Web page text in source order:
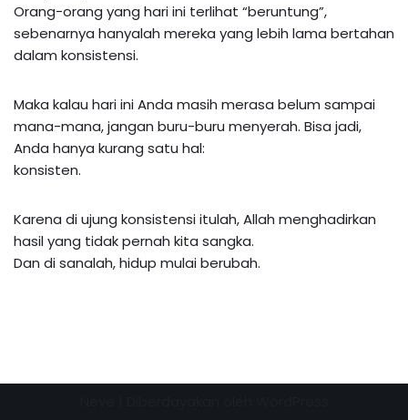
Orang-orang yang hari ini terlihat “beruntung”,
sebenarnya hanyalah mereka yang lebih lama bertahan
dalam konsistensi.
Maka kalau hari ini Anda masih merasa belum sampai
mana-mana, jangan buru-buru menyerah. Bisa jadi,
Anda hanya kurang satu hal:
konsisten.
Karena di ujung konsistensi itulah, Allah menghadirkan
hasil yang tidak pernah kita sangka.
Dan di sanalah, hidup mulai berubah.